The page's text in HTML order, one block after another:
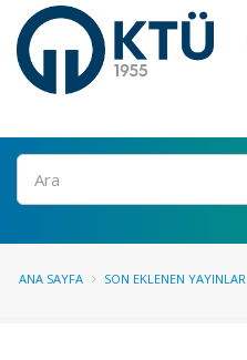
Ara
ANA SAYFA SON EKLENEN YAYINLAR